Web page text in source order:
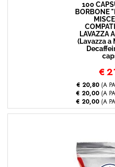
100
BORBONE
LAVAZZA
(Lavazza a
€
€ 20,80(A
€ 20,00 (A
€ 20,00 (A